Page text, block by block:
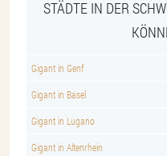
STÄDTE IN DER
Gigant in Genf
Gigant in Basel
Gigant in Lugano
Gigant in Altenrhein